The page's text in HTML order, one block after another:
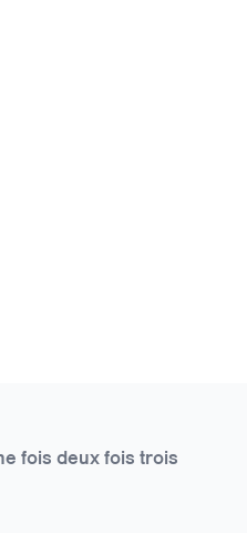
fois deux fois trois